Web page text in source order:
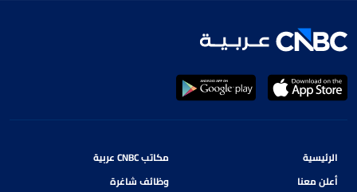
الرئيسية
أعلن معنا
مكاتب CNBC عربية
وظائف شاغرة